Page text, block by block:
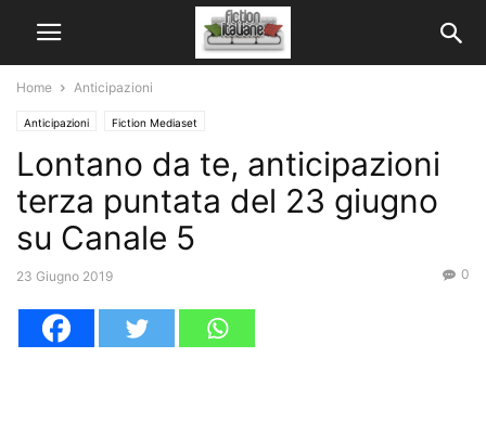
Home Anticipazioni
Anticipazioni Fiction Mediaset
Lontano da te, anticipazioni
terza puntata del 23 giugno
su Canale 5
23 Giugno 2019 0